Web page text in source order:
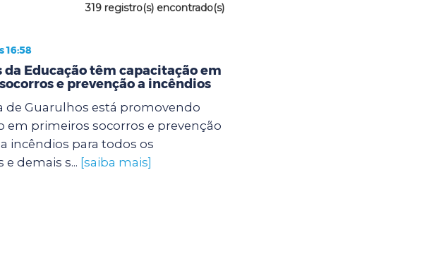
319 registro(s) encontrado(s)
16:58
da Educação têm capacitação em
e prevenção a incêndios
de Guarulhos está promovendo
em primeiros socorros e prevenção
incêndios para todos os
e demais s... [saiba mais]